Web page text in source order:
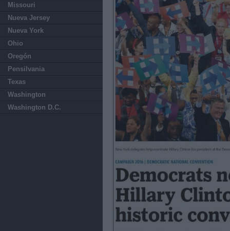
Missouri
Nueva Jersey
Nueva York
Ohio
Oregón
Pensilvania
Texas
Washington
Washington D.C.